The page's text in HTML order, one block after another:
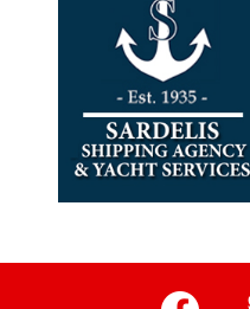
facebook